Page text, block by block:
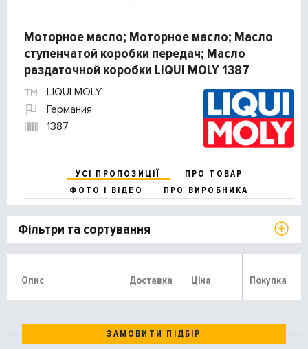
Моторное масло; Моторное масло; Масло
ступенчатой коробки передач; Масло
раздаточной коробки LIQUI MOLY 1387
LIQUI MOLY
Германия
1387
УСІ ПРОПОЗИЦІЇ
ПРО ТОВАР
ФОТО І ВІДЕО
ПРО ВИРОБНИКА
Фільтри та сортування
Опис Доставка Ціна Покупка
ЗАМОВИТИ ПІДБІР